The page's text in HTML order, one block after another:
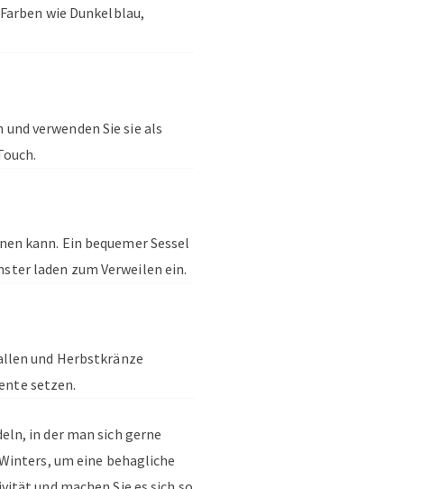
wie Dunkelblau,
verwenden Sie sie als
kann. Ein bequemer Sessel
laden zum Verweilen ein.
und Herbstkränze
setzen.
in der man sich gerne
um eine behagliche